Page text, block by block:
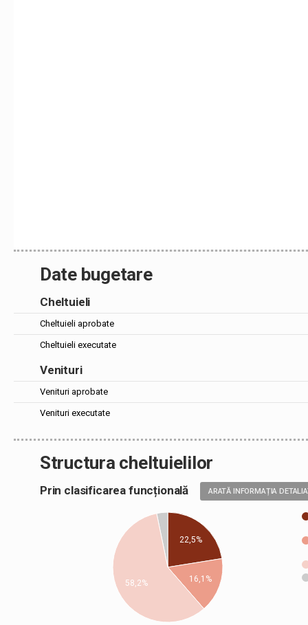
Date bugetare
Cheltuieli
Cheltuieli aprobate
Cheltuieli executate
Venituri
Venituri aprobate
Venituri executate
Structura cheltuielilor
Prin clasificarea funcțională ARATĂ INFORMAȚIA
22,5%
16,1%
58,2%